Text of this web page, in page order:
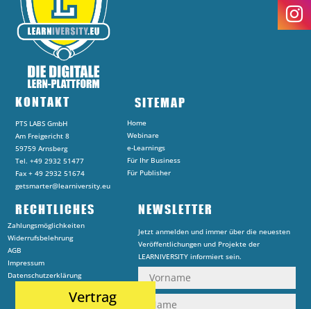
KONTAKT
PTS LABS GmbH
Am Freigericht 8
59759 Arnsberg
Tel. +49 2932 51477
Fax + 49 2932 51674
getsmarter@learniversity.eu
SITEMAP
Home
Webinare
e-Learnings
Für Ihr Business
Für Publisher
RECHTLICHES
Zahlungsmöglichkeiten
Widerrufsbelehrung
AGB
Impressum
Datenschutzerklärung
Vertrag
NEWSLETTER
Jetzt anmelden und immer über die neuesten
Veröffentlichungen und Projekte der
LEARNIVERSITY informiert sein.